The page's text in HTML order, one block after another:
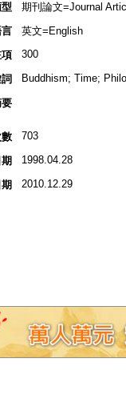
期刊論文=Journal
英文=English
項
300
Buddhism; Time;
703
1998.04.28
2010.12.29